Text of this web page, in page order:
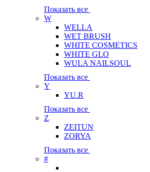
Показать все
W
WELLA
WET BRUSH
WHITE COSMETICS
WHITE GLO
WULA NAILSOUL
Показать все
Y
YU.R
Показать все
Z
ZEITUN
ZORYA
Показать все
#